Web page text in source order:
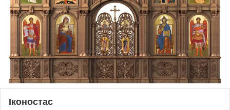
Іконостас